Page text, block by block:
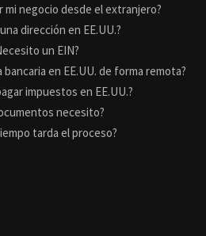
mi negocio desde el extranjero?
dirección en EE.UU.?
un EIN?
en EE.UU. de forma remota?
impuestos en EE.UU.?
necesito?
tarda el proceso?